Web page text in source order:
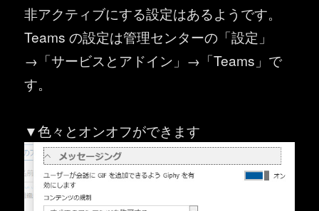
非アクティブにする設定はあるようです。
Teams の設定は管理センターの「設定」
→「サービスとアドイン」→「Teams」で
す。
▼色々とオンオフができます